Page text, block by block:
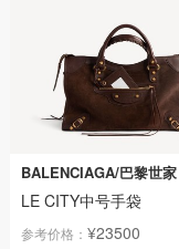
BALENCIAGA/巴黎世家
LE CITY中号手袋
参考价格： ¥23500